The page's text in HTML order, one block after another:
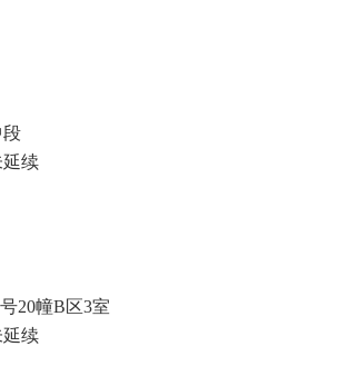
段
延续
20幢B区3室
延续